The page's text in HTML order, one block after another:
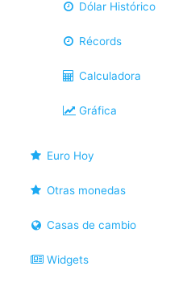
Dólar Histórico
Récords
Calculadora
Gráfica
Euro Hoy
Otras monedas
Casas de cambio
Widgets